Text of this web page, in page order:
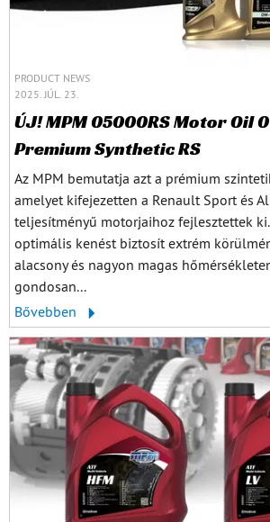
PRODUCT NEWS
2025. JÚL. 23.
ÚJ! MPM 05000RS Motor Oil
Premium Synthetic RS
Az MPM bemutatja azt a prémium
amelyet kifejezetten a Renault Sport és
teljesítményű motorjaihoz fejlesztettek
optimális kenést biztosít extrém
alacsony és nagyon magas
gondosan...
Bővebben